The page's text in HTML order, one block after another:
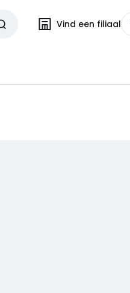
Vind een filiaal